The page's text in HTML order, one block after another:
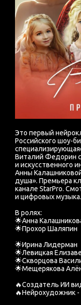
Это первый
Российского шоу-
Виталий Федорин
и искусственного
Анны
душа». Премьера
канале StarPro.
и цифровых
В ролях:
🌟Анна
🌟Прохор Шаляпин
🌟Ирина Лидерман
🌟Левицкая
🌟Скворцова
🌟Мещерякова
🔥Создатель ИИ
🔥Нейрохудожник